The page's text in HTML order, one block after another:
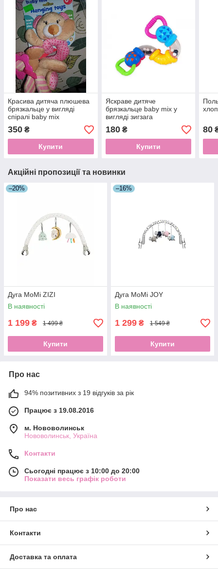
Красива дитяча плюшева
брязкальце у вигляді
спіралі baby mix
350 ₴
Купити
Яскраве дитяче
брязкальце baby mix у
вигляді зигзага
180₴
Купити
80
Акційні пропозиції та новинки
–20%
Дуга MoMi ZIZI
В наявності
1 199 ₴ 1 499 ₴
Купити
–16%
Дуга MoMi JOY
В наявності
1 299 ₴ 1 549 ₴
Купити
Про нас
94% позитивних з 19 відгуків за рік
Працює з 19.08.2016
м. Нововолинськ
Нововолинськ, Україна
Контакти
Сьогодні працює з 10:00 до 20:00
Показати весь графік роботи
Про нас
Контакти
Доставка та оплата